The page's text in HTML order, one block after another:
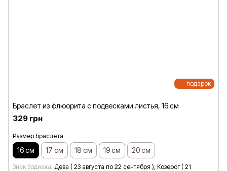
подарок
Браслет из флюорита с подвесками листья, 16 см
329 грн
Размер браслета
16 см 17 см 18 см 19 см 20 см
Знак Зодиака Дева ( 23 августа по 22 сентября ), Козерог ( 21